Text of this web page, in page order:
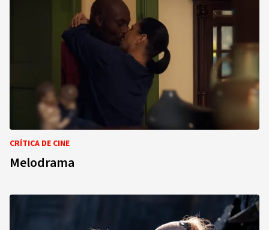
CRÍTICA DE CINE
Melodrama